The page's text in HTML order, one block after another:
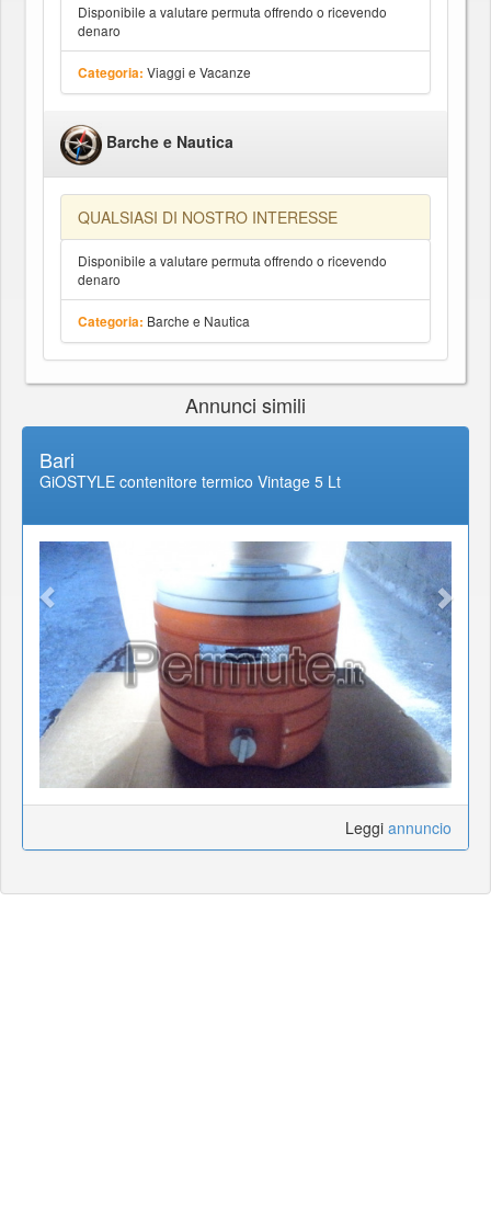
Disponibile a valutare permuta offrendo o ricevendo
denaro
Categoria: Viaggi e Vacanze
Barche e Nautica
QUALSIASI DI NOSTRO INTERESSE
Disponibile a valutare permuta offrendo o ricevendo
denaro
Categoria: Barche e Nautica
Annunci simili
Bari
GiOSTYLE contenitore termico Vintage 5 Lt
Leggi annuncio